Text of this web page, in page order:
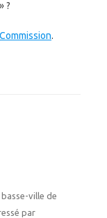
?
Commission.
ville de
par